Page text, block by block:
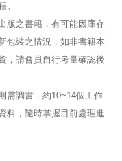
。
版之書籍，有可能因庫存
包裝之情況，如非書籍本
，請會員自行考量確認後
需調書，約10~14個工作
料，隨時掌握目前處理進